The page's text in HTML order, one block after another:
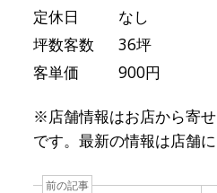
定休日
なし
坪数客数
36坪
客単価
900円
※店舗情報はお店から寄
です。最新の情報は店舗に
前の記事